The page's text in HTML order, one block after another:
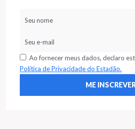
Ao fornecer meus dados, declaro
Política de Privacidade do Estadão.